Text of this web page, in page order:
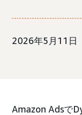
2026年5月11日
Amazon Adsで